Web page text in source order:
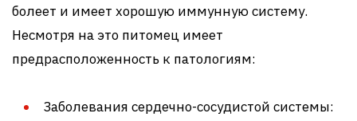
болеет и имеет хорошую иммунную систему.
Несмотря на это питомец имеет
предрасположенность к патологиям:
Заболевания сердечно-сосудистой системы: